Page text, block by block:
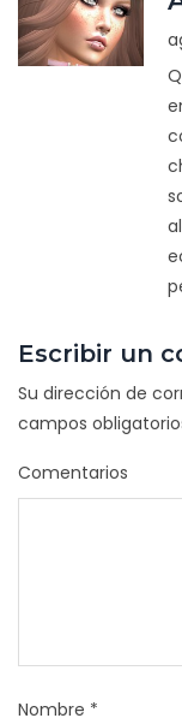
Escribir un
Su dirección de
campos
Comentarios
Nombre *